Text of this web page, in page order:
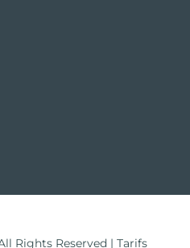
Rights Reserved | Tarifs